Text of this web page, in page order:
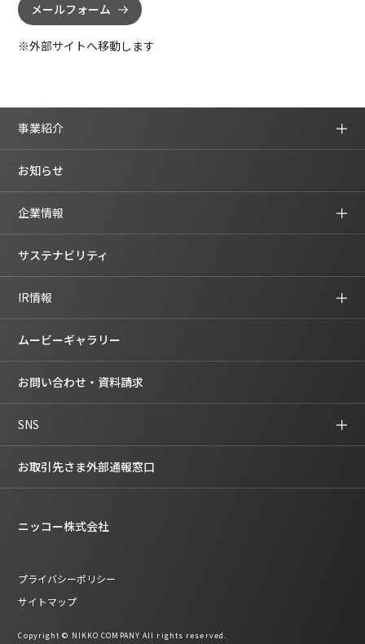
メールフォーム
※外部サイトへ移動します
事業紹介
お知らせ
企業情報
サステナビリティ
IR情報
ムービーギャラリー
お問い合わせ・資料請求
SNS
お取引先さま外部通報窓口
ニッコー株式会社
プライバシーポリシー
サイトマップ
Copyright © NIKKO COMPANY All rights reserved.